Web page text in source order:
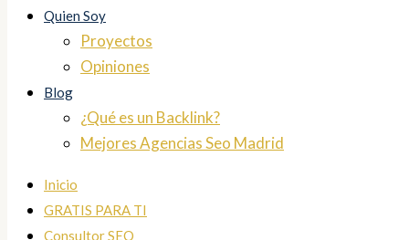
Quien Soy
Proyectos
Opiniones
Blog
¿Qué es un Backlink?
Mejores Agencias Seo Madrid
Inicio
GRATIS PARA TI
Consultor SEO